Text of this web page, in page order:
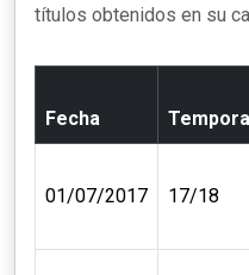
títulos obtenidos en su
Fecha
01/07/2017 17/18